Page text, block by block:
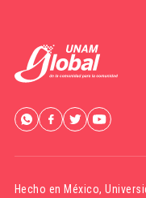
Hecho en México,